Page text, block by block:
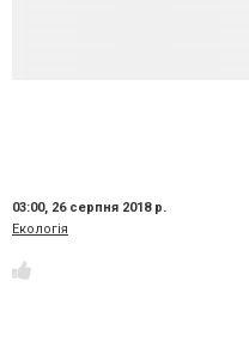
03:00, 26 серпня 2018 р.
Екологія